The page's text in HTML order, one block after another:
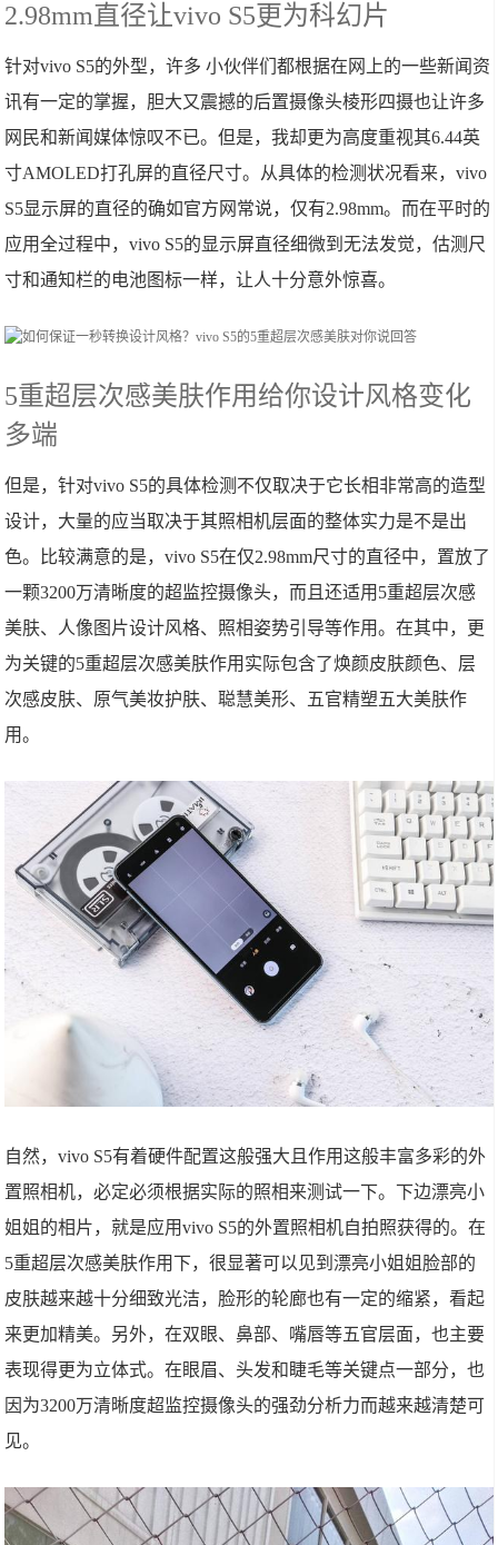
2.98mm直径让vivo S5更为科幻片
针对vivo S5的外型，许多 小伙伴们都根据在网上的一些新闻资
讯有一定的掌握，胆大又震撼的后置摄像头棱形四摄也让许多
网民和新闻媒体惊叹不已。但是，我却更为高度重视其6.44英
寸AMOLED打孔屏的直径尺寸。从具体的检测状况看来，vivo
S5显示屏的直径的确如官方网常说，仅有2.98mm。而在平时的
应用全过程中，vivo S5的显示屏直径细微到无法发觉，估测尺
寸和通知栏的电池图标一样，让人十分意外惊喜。
5重超层次感美肤作用给你设计风格变化
多端
但是，针对vivo S5的具体检测不仅取决于它长相非常高的造型
设计，大量的应当取决于其照相机层面的整体实力是不是出
色。比较满意的是，vivo S5在仅2.98mm尺寸的直径中，置放了
一颗3200万清晰度的超监控摄像头，而且还适用5重超层次感
美肤、人像图片设计风格、照相姿势引导等作用。在其中，更
为关键的5重超层次感美肤作用实际包含了焕颜皮肤颜色、层
次感皮肤、原气美妆护肤、聪慧美形、五官精塑五大美肤作
用。
自然，vivo S5有着硬件配置这般强大且作用这般丰富多彩的外
置照相机，必定必须根据实际的照相来测试一下。下边漂亮小
姐姐的相片，就是应用vivo S5的外置照相机自拍照获得的。在
5重超层次感美肤作用下，很显著可以见到漂亮小姐姐脸部的
皮肤越来越十分细致光洁，脸形的轮廊也有一定的缩紧，看起
来更加精美。另外，在双眼、鼻部、嘴唇等五官层面，也主要
表现得更为立体式。在眼眉、头发和睫毛等关键点一部分，也
因为3200万清晰度超监控摄像头的强劲分析力而越来越清楚可
见。